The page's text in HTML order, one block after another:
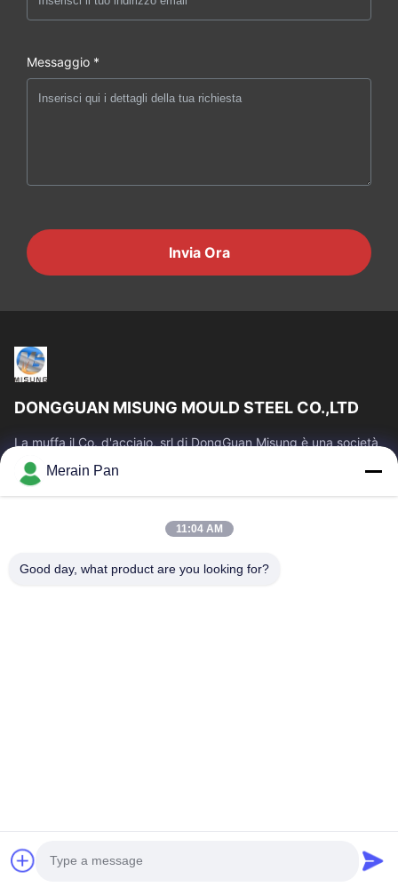
Messaggio *
Invia Ora
DONGGUAN MISUNG MOULD STEEL CO.,LTD
La muffa il Co. d'acciaio, srl di DongGuan Misung è una società
principale della plastica del rifornimento muore l'acciaio
d'acciaio e del lavoro...
Link Veloci
Prodotti
Mostra VR
Circa Noi
Merain Pan
11:04 AM
Good day, what product are you looking for?